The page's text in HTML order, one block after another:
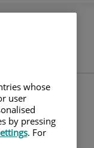
whose
user
by pressing
. For